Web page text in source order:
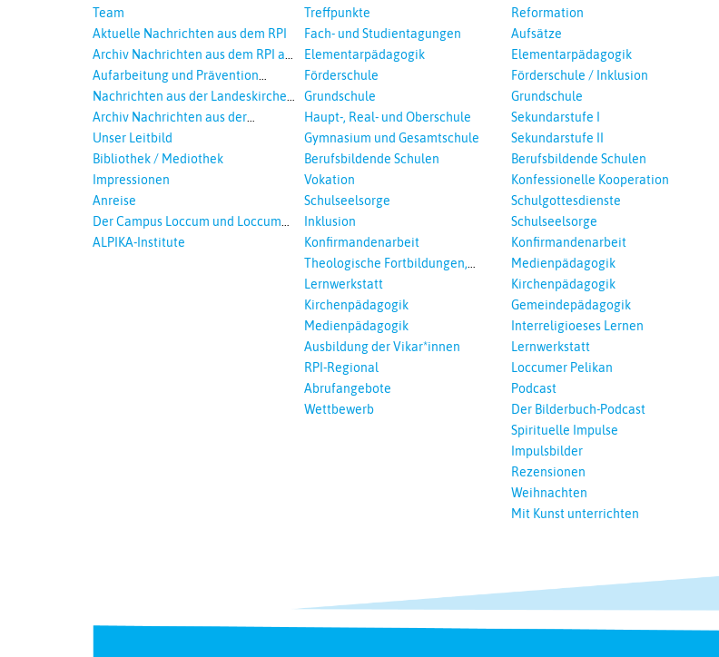
Team
Aktuelle Nachrichten aus dem RPI
Archiv Nachrichten aus dem RPI ab
2018
Aufarbeitung und Prävention
sexualisierte Gewalt - Landeskirche
Nachrichten aus der Landeskirche
Hannovers
Archiv Nachrichten aus der
Landeskirche in Auswahl
Unser Leitbild
Bibliothek / Mediothek
Impressionen
Anreise
Der Campus Loccum und Loccumer
Einrichtungen
ALPIKA-Institute
Treffpunkte
Fach- und Studientagungen
Elementarpädagogik
Förderschule
Grundschule
Haupt-, Real- und Oberschule
Gymnasium und Gesamtschule
Berufsbildende Schulen
Vokation
Schulseelsorge
Inklusion
Konfirmandenarbeit
Theologische Fortbildungen,
Ökumenisches und Interreligöses
Lernwerkstatt
Kirchenpädagogik
Medienpädagogik
Ausbildung der Vikar*innen
RPI-Regional
Abrufangebote
Wettbewerb
Reformation
Aufsätze
Elementarpädagogik
Förderschule / Inklusion
Grundschule
Sekundarstufe I
Sekundarstufe II
Berufsbildende Schulen
Konfessionelle Kooperation
Schulgottesdienste
Schulseelsorge
Konfirmandenarbeit
Medienpädagogik
Kirchenpädagogik
Gemeindepädagogik
Interreligioeses Lernen
Lernwerkstatt
Loccumer Pelikan
Podcast
Der Bilderbuch-Podcast
Spirituelle Impulse
Impulsbilder
Rezensionen
Weihnachten
Mit Kunst unterrichten